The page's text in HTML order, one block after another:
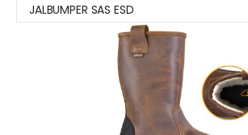
JALBUMPER SAS ESD